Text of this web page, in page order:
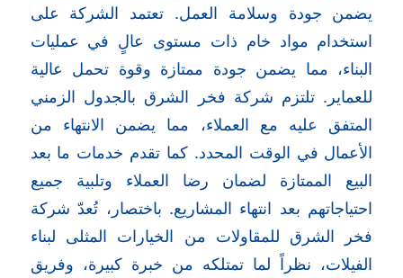
يضمن جودة وسلامة العمل. تعتمد الشركة على
استخدام مواد خام ذات مستوى عالٍ في عمليات
البناء، مما يضمن جودة ممتازة وقوة تحمل عالية
للعماير. تلتزم شركة فخر الشرق بالجدول الزمني
المتفق عليه مع العملاء، مما يضمن الانتهاء من
الأعمال في الوقت المحدد. كما تقدم خدمات ما بعد
البيع الممتازة لضمان رضا العملاء وتلبية جميع
احتياجاتهم بعد انتهاء المشاريع. باختصار، تُعدّ شركة
فخر الشرق للمقاولات من الخيارات المثلى لبناء
الفيلات، نظراً لما تمتلكه من خبرة كبيرة، وفريق